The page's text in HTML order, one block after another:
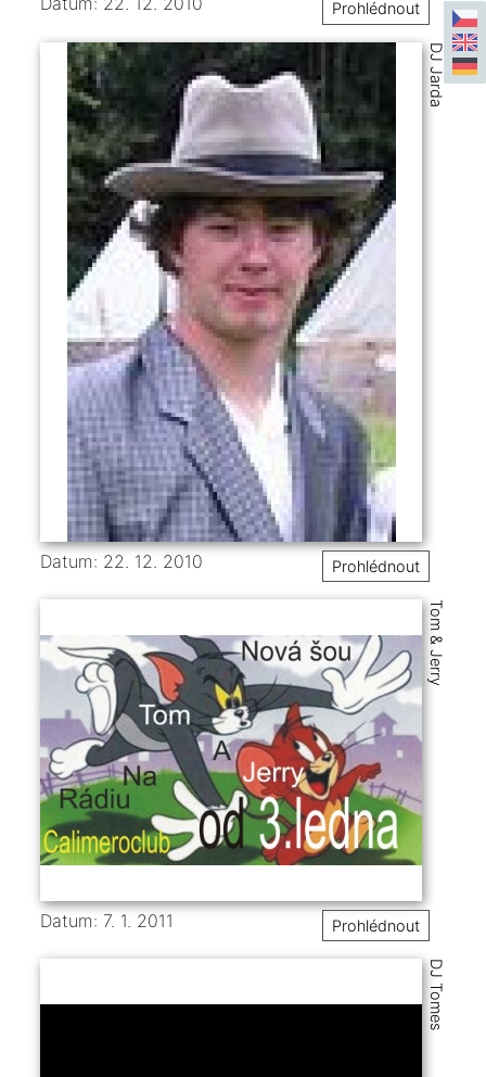
Prohlédnout
DJ Jarda
Datum: 22. 12. 2010 Prohlédnout
Tom & Jerry
Datum: 7. 1. 2011 Prohlédnout
DJ Tomes